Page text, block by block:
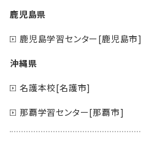
鹿児島県
鹿児島学習センター[鹿児島市]
沖縄県
名護本校[名護市]
那覇学習センター[那覇市]